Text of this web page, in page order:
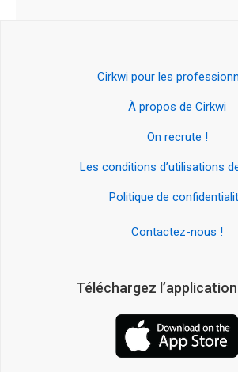
Cirkwi pour les
À propos de Cirkwi
On recrute !
Les conditions d’utilisations
Politique de
Contactez-nous !
Téléchargez